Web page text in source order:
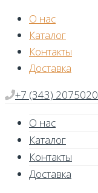
Skip
content
О нас
Каталог
Контакты
Доставка
+7 (343) 2075020
О нас
Каталог
Контакты
Доставка